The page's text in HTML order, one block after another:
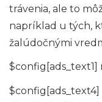
trávenia, ale to
napríklad u tých,
žalúdočnými